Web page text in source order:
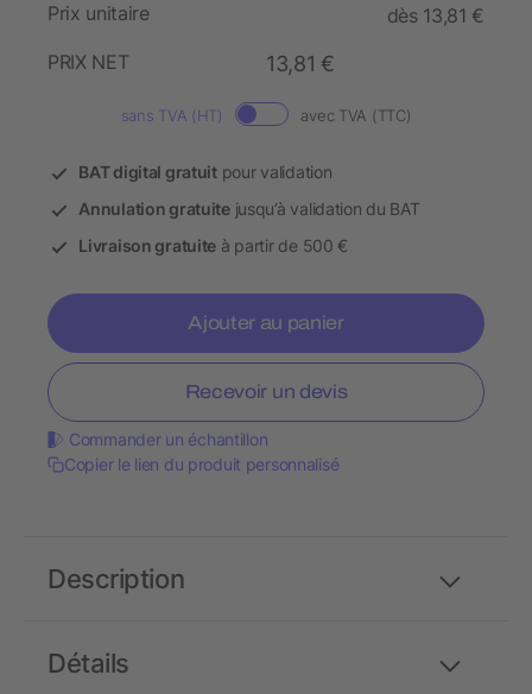
Prix unitaire
dès 13,81 €
PRIX NET
13,81 €
sans TVA (HT) avec TVA (TTC)
BAT digital gratuitpour validation
Annulation gratuitejusqu’à validation du BAT
Livraison gratuite à partir de 500 €
Ajouter au panier
Recevoir un devis
Commander un échantillon
Copier le lien du produit personnalisé
Détails
Description